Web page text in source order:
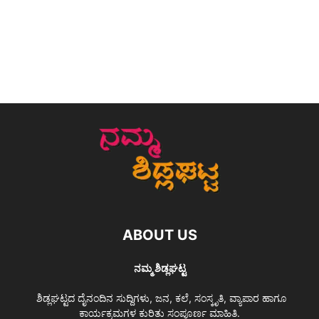
ABOUT US
ನಮ್ಮ ಶಿಡ್ಲಘಟ್ಟ
ಶಿಡ್ಲಘಟ್ಟದ ದೈನಂದಿನ ಸುದ್ದಿಗಳು, ಜನ, ಕಲೆ, ಸಂಸ್ಕೃತಿ, ವ್ಯಾಪಾರ ಹಾಗೂ
ಕಾರ್ಯಕ್ರಮಗಳ ಕುರಿತು ಸಂಪೂರ್ಣ ಮಾಹಿತಿ.